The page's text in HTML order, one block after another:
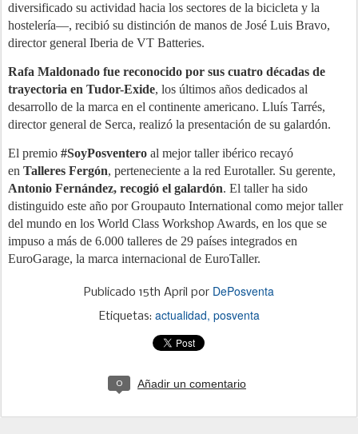
diversificado su actividad hacia los sectores de la bicicleta y la
hostelería—, recibió su distinción de manos de José Luis Bravo,
director general Iberia de VT Batteries.
Rafa Maldonado fue reconocido por sus cuatro décadas de
trayectoria en Tudor-Exide, los últimos años dedicados al
desarrollo de la marca en el continente americano. Lluís Tarrés,
director general de Serca, realizó la presentación de su galardón.
El premio #SoyPosventero al mejor taller ibérico recayó
en Talleres Fergón, perteneciente a la red Eurotaller. Su gerente,
Antonio Fernández, recogió el galardón. El taller ha sido
distinguido este año por Groupauto International como mejor taller
del mundo en los World Class Workshop Awards, en los que se
impuso a más de 6.000 talleres de 29 países integrados en
EuroGarage, la marca internacional de EuroTaller.
Publicado 15th April por DePosventa
Etiquetas: actualidad posventa
0 Añadir un comentario